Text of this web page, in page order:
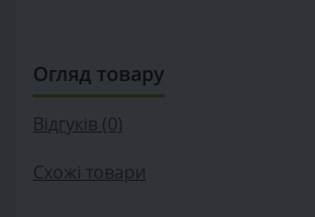
Огляд товару
Відгуків (0)
Схожі товари